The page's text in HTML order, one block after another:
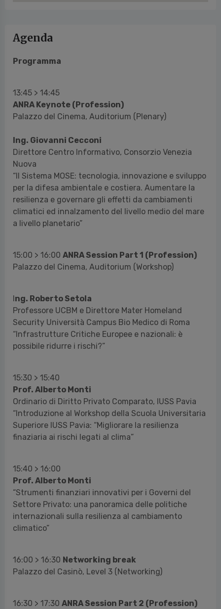
Agenda
Programma
13:45 > 14:45
ANRA Keynote (Profession)
Palazzo del Cinema, Auditorium (Plenary)
Ing. Giovanni Cecconi
Direttore Centro Informativo, Consorzio Venezia
Nuova
“Il Sistema MOSE: tecnologia, innovazione e sviluppo
per la difesa ambientale e costiera. Aumentare la
resilienza e governare gli effetti da cambiamenti
climatici ed innalzamento del livello medio del mare
a livello planetario”
15:00 > 16:00 ANRA Session Part 1 (Profession)
Palazzo del Cinema, Auditorium (Workshop)
ng. Roberto Setola
Professore UCBM e Direttore Mater Homeland
Security Università Campus Bio Medico di Roma
“Infrastrutture Critiche Europee e nazionali: è
possibile ridurre i rischi?”
15:30 > 15:40
Prof. Alberto Monti
Ordinario di Diritto Privato Comparato, IUSS Pavia
“Introduzione al Workshop della Scuola Universitaria
Superiore IUSS Pavia: “Migliorare la resilienza
finaziaria ai rischi legati al clima”
15:40 > 16:00
Prof. Alberto Monti
“Strumenti finanziari innovativi per i Governi del
Settore Privato: una panoramica delle politiche
internazionali sulla resilienza al cambiamento
climatico”
16:00 > 16:30 Networking break
Palazzo del Casinò, Level 3 (Networking)
16:30 > 17:30 ANRA Session Part 2 (Profession)